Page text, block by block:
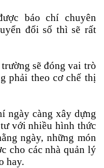
báo chí chuyên
đổi số thì sẽ rất
sẽ đóng vai trò
phải theo cơ chế thị
ngày càng xây dựng
với nhiều hình thức
ngày, những món
cho các nhà quản lý
hay.